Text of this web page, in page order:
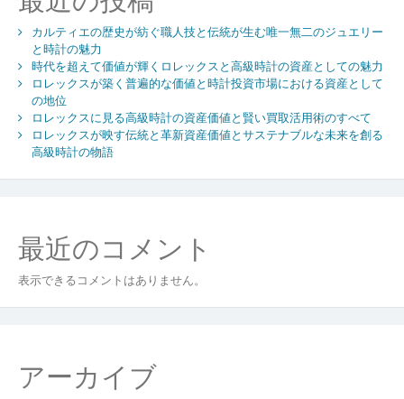
ンカルティエの歴史が紡ぐ職人技と伝統が生む唯一無二のジュエリー
と時計の魅力
時代を超えて価値が輝くロレックスと高級時計の資産としての魅力
ロレックスが築く普遍的な価値と時計投資市場における資産として
の地位
ロレックスに見る高級時計の資産価値と賢い買取活用術のすべて
ロレックスが映す伝統と革新資産価値とサステナブルな未来を創る
高級時計の物語
最近のコメント
表示できるコメントはありません。
アーカイブ